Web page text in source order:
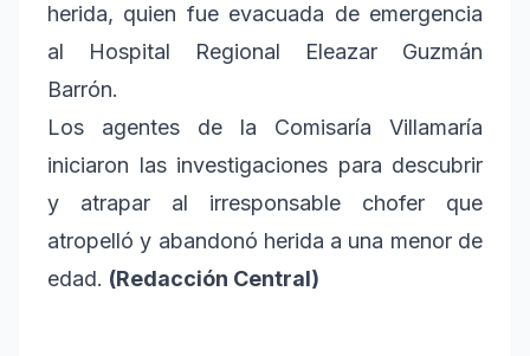
herida, quien fue evacuada de emergencia
al Hospital Regional Eleazar Guzmán
Barrón.
Los agentes de la Comisaría Villamaría
iniciaron las investigaciones para descubrir
y atrapar al irresponsable chofer que
atropelló y abandonó herida a una menor de
edad. (Redacción Central)